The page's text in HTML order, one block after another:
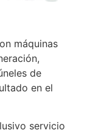
máquinas
de
en el
servicio